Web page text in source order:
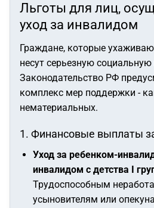
Льготы для лиц,
уход за инвалидом
Граждане, которые
несут серьезную социальную
Законодательство РФ
комплекс мер поддержки -
нематериальных.
1. Финансовые выплаты
Уход за ребенком-
инвалидом с детства I
Трудоспособным
усыновителям или